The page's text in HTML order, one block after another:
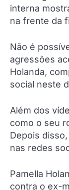
interna
na frente da
Não é
agressões
Holanda,
social neste
Além dos
como o seu
Depois
nas redes
Pamella
contra o ex-